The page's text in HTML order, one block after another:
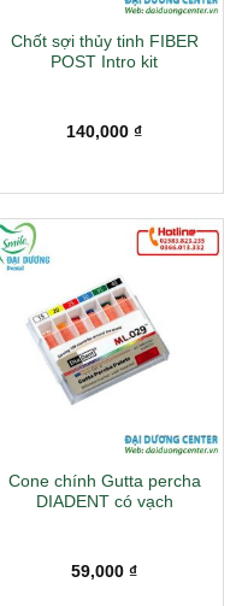
Chốt sợi thủy tinh FIBER
POST Intro kit
140,000 ₫
Cone chính Gutta percha
DIADENT có vạch
59,000 ₫